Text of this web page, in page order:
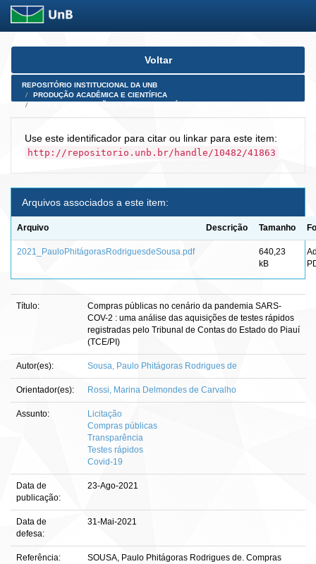
Skip
Voltar
REPOSITÓRIO INSTITUCIONAL DA UNB
PRODUÇÃO ACADÊMICA E CIENTÍFICA
Use este identificador para citar ou linkar para este item:
http://repositorio.unb.br/handle/10482/41863
Arquivos associados a este item:
Arquivo Descrição Tamanho
2021_PauloPhitágorasRodriguesdeSousa.pdf
640,23
kB
Título:
Compras públicas no cenário da pandemia SARS-
COV-2 : uma análise das aquisições de testes rápidos
registradas pelo Tribunal de Contas do Estado do Piauí
(TCE/PI)
Autor(es): Sousa, Paulo Phitágoras Rodrigues de
Orientador(es): Rossi, Marina Delmondes de Carvalho
Assunto:
Licitação
Compras públicas
Transparência
Testes rápidos
Covid-19
Data de
publicação:
23-Ago-2021
Data de
defesa:
31-Mai-2021
Referência:
SOUSA, Paulo Phitágoras Rodrigues de. Compras